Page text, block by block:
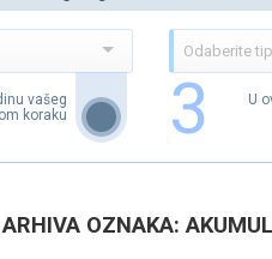
vašeg
koraku
3
U
ARHIVA OZNAKA: